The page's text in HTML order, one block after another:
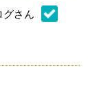
グさん